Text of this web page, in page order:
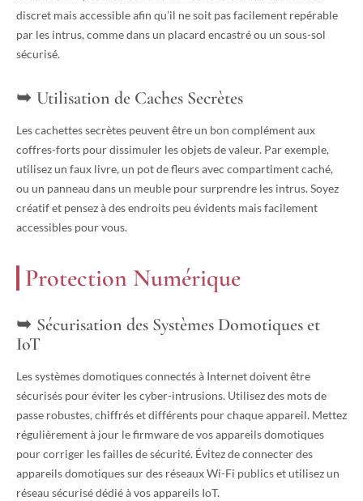
discret mais accessible afin qu’il ne soit pas facilement repérable
par les intrus, comme dans un placard encastré ou un sous-sol
sécurisé.
Utilisation de Caches Secrètes
Les cachettes secrètes peuvent être un bon complément aux
coffres-forts pour dissimuler les objets de valeur. Par exemple,
utilisez un faux livre, un pot de fleurs avec compartiment caché,
ou un panneau dans un meuble pour surprendre les intrus. Soyez
créatif et pensez à des endroits peu évidents mais facilement
accessibles pour vous.
Protection Numérique
Sécurisation des Systèmes Domotiques et
IoT
Les systèmes domotiques connectés à Internet doivent être
sécurisés pour éviter les cyber-intrusions. Utilisez des mots de
passe robustes, chiffrés et différents pour chaque appareil. Mettez
régulièrement à jour le firmware de vos appareils domotiques
pour corriger les failles de sécurité. Évitez de connecter des
appareils domotiques sur des réseaux Wi-Fi publics et utilisez un
réseau sécurisé dédié à vos appareils IoT.